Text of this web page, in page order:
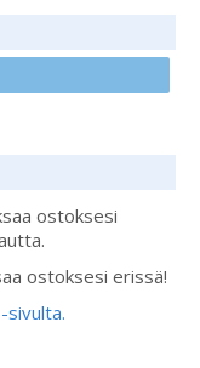
ostoksesi
ostoksesi erissä!
sivulta.